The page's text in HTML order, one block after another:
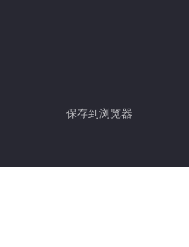
保存到浏览器